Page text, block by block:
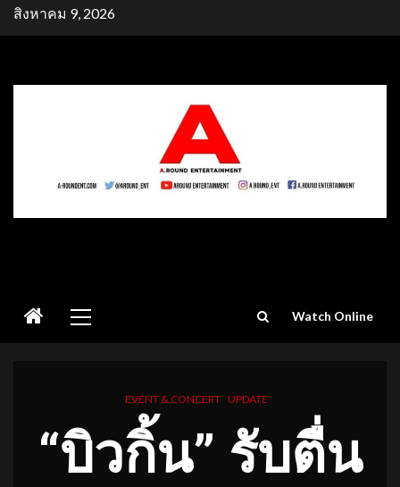
Skipสิงหาคม 9, 2026
Menu
Watch Online
EVENT & CONCERT UPDATE
“บิวกิ้น” รับตื่น